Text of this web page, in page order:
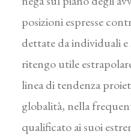
posizioni espresse
dettate da individuali e
ritengo utile
linea di tendenza
globalità, nella
qualificato ai suoi